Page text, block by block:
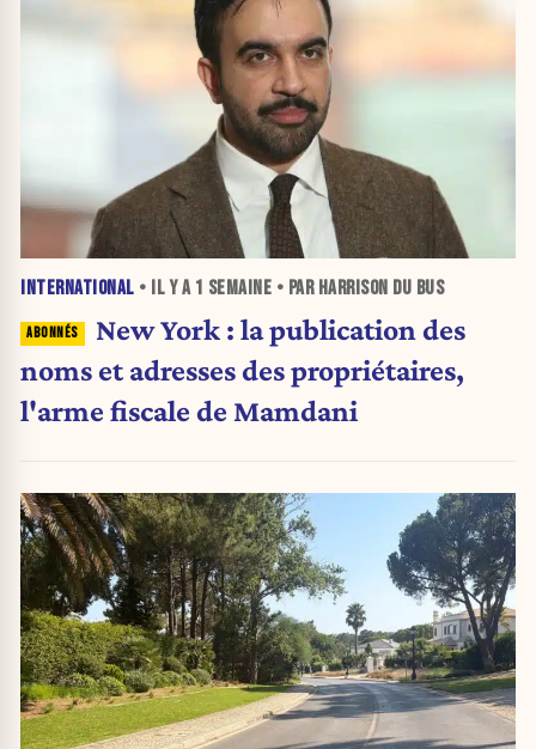
INTERNATIONAL • IL Y A 1 SEMAINE • PAR HARRISON DU BUS
New York : la publication des
noms et adresses des propriétaires,
l'arme fiscale de Mamdani